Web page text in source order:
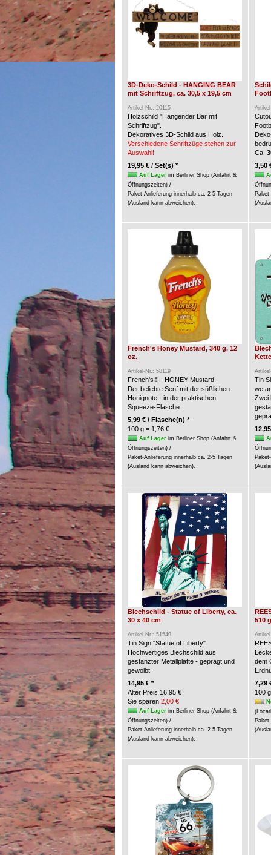
3D-Deko-Schild - HANGING BEAR
mit Schriftzug, ca. 30,5 x 19,5 cm
Artikel-Nr.: 20115
Holzschild "Hängender Bär mit
Schriftzug".
Dekoratives 3D-Schild aus Holz.
Verschiedene Schriftzüge stehen zur
Auswahl!
19,95 € / Set(s) *
Auf Lagerim Berliner Shop (Anfahrt &
Öffnungszeiten) /
Paket-Anlieferung innerhalb ca. 2-5 Tagen
(Ausland kann abweichen).
Ca.
3,50
French's Honey Mustard, 340 g, 12
oz.
Artikel-Nr.: 58119
French's® - HONEY Mustard.
Der beliebte Senf mit der süßlichen
Honignote - in der praktischen
Squeeze-Flasche.
5,99 € / Flasche(n) *
100 g = 1,76 €
Auf Lagerim Berliner Shop (Anfahrt &
Öffnungszeiten) /
Paket-Anlieferung innerhalb ca. 2-5 Tagen
(Ausland kann abweichen).
Tin
we
Zwei
Blechschild - Statue of Liberty, ca.
30 x 40 cm
Artikel-Nr.: 51549
Tin Sign "Statue of Liberty".
Hochwertiges Blechschild aus
gestanzter Metallplatte - geprägt und
gewölbt.
14,95 € *
Alter Preis 16,95 €
Sie sparen 2,00 €
Auf Lagerim Berliner Shop (Anfahrt &
Öffnungszeiten) /
Paket-Anlieferung innerhalb ca. 2-5 Tagen
(Ausland kann abweichen).
510
dem
7,29
100